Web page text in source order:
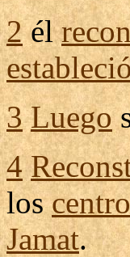
2él
3 Luego
4
los
Jamat.